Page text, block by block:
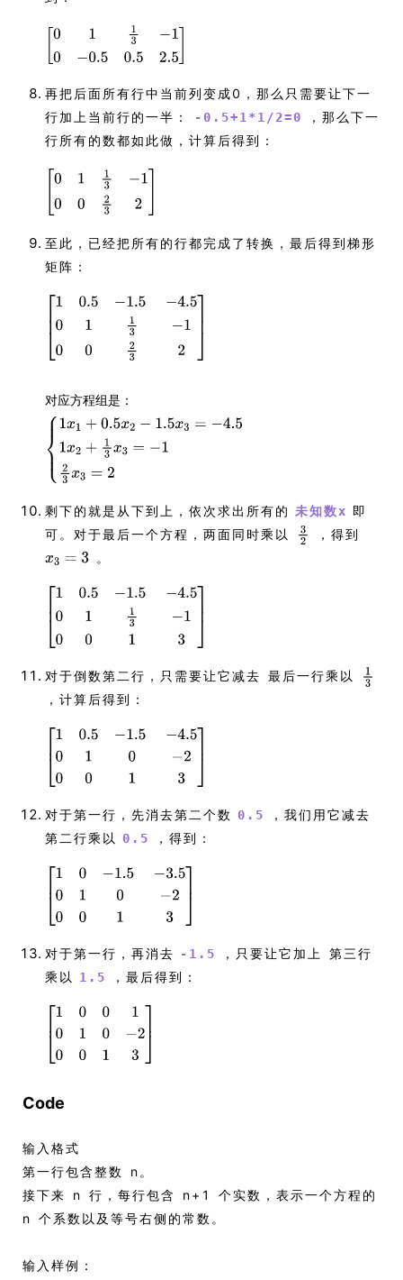
再把后面所有行中当前列变成0，那么只需要让下一
行加上当前行的一半：
-0.5+1*1/2=0
，那么下一
行所有的数都如此做，计算后得到：
至此，已经把所有的行都完成了转换，最后得到梯形
矩阵：
对应方程组是：
剩下的就是从下到上，依次求出所有的 未知数x 即
可。对于最后一个方程，两面同时乘以
，得到
。
对于倒数第二行，只需要让它减去 最后一行乘以
，计算后得到：
对于第一行，先消去第二个数 0.5
，我们用它减去
第二行乘以
0.5 ，得到：
对于第一行，再消去 -1.5
，只要让它加上 第三行
乘以
1.5 ，最后得到：
Code
输入格式
第一行包含整数 n。
接下来 n 行，每行包含 n+1 个实数，表示一个方程的
n 个系数以及等号右侧的常数。
输入样例：